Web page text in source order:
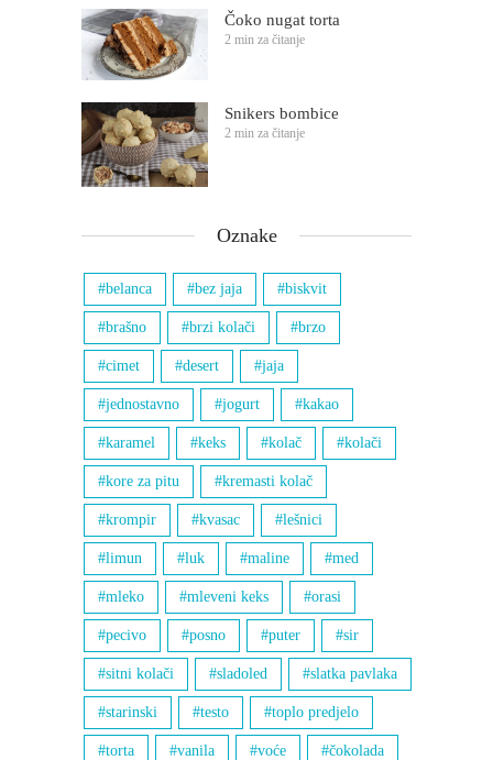
Čoko nugat torta
2 min za čitanje
Snikers bombice
2 min za čitanje
Oznake
belanca bez jaja biskvit
brašno brzi kolači brzo
cimet desert jaja
jednostavno jogurt kakao
karamel keks kolač kolači
kore za pitu kremasti kolač
krompir kvasac lešnici
limun luk maline med
mleko mleveni keks orasi
pecivo posno puter sir
sitni kolači sladoled slatka pavlaka
starinski testo toplo predjelo
torta vanila voće čokolada